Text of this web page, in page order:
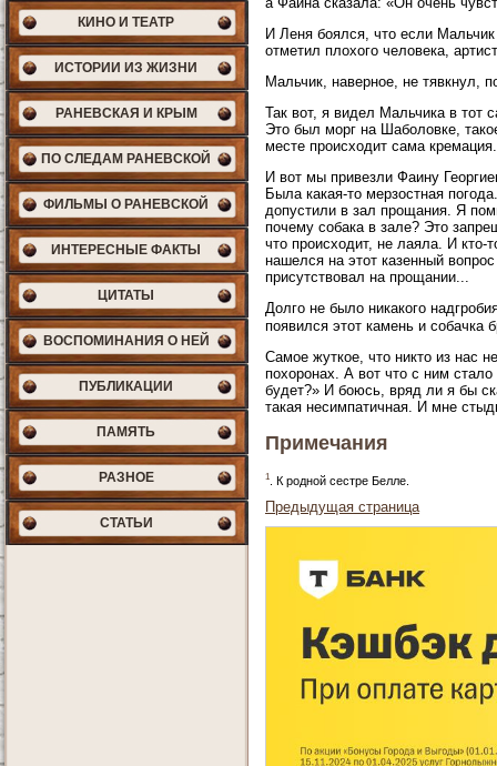
КИНО И ТЕАТР
ИСТОРИИ ИЗ ЖИЗНИ
РАНЕВСКАЯ И КРЫМ
ПО СЛЕДАМ РАНЕВСКОЙ
ФИЛЬМЫ О РАНЕВСКОЙ
ИНТЕРЕСНЫЕ ФАКТЫ
ЦИТАТЫ
ВОСПОМИНАНИЯ О НЕЙ
ПУБЛИКАЦИИ
ПАМЯТЬ
РАЗНОЕ
СТАТЬИ
И Леня боялся, что если
отметил плохого человека,
Мальчик, наверное, не тявкнул,
Так вот, я видел Мальчика в тот
Это был морг на Шаболовке,
месте происходит сама кремация.
И вот мы привезли Фаину
Была какая-то мерзостная
допустили в зал прощания. Я
почему собака в зале? Это
что происходит, не лаяла. И кто-
нашелся на этот казенный
присутствовал на прощании...
Долго не было никакого
появился этот камень и
Самое жуткое, что никто из нас
похоронах. А вот что с ним
будет?» И боюсь, вряд ли я бы
такая несимпатичная. И мне
Примечания
1 . К родной сестре Белле.
Предыдущая страница